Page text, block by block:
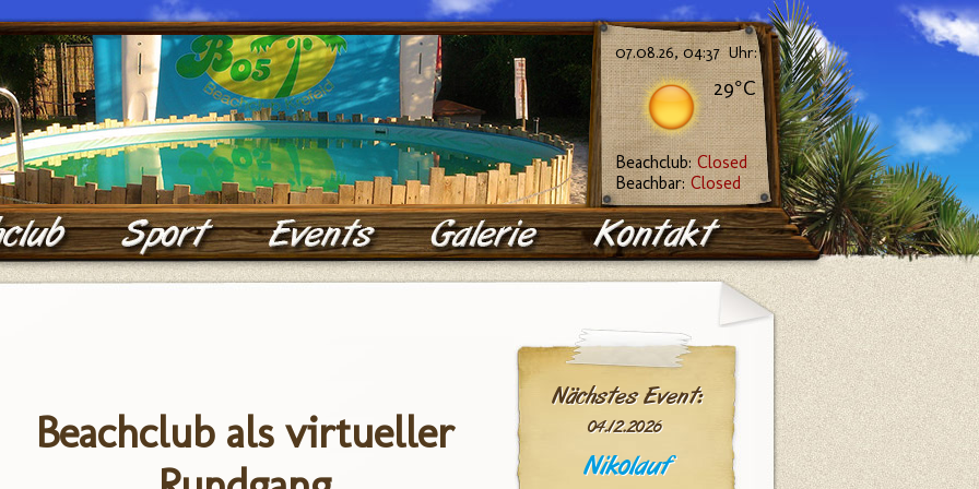
07.08.26, 04:37 Uhr:
29°C
Beachclub:Closed
Beachbar: Closed
Beachclub als virtueller
Nächstes Event:
04.12.2026
Nikolauf